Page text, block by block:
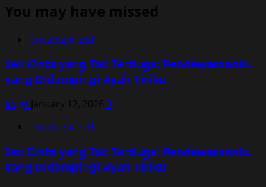
You may have missed
Uncategorized
Sex Cinta yang Tak Terduga: Pendewasaanku
yang Didampingi Ayah Tiriku
abjgs January 12, 2026 0
Uncategorized
Sex Cinta yang Tak Terduga: Pendewasaanku
yang Didampingi Ayah Tiriku